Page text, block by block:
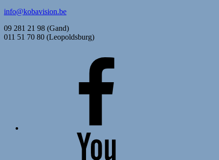
info@kobavision.be
09 281 21 98 (Gand)
011 51 70 80 (Leopoldsburg)